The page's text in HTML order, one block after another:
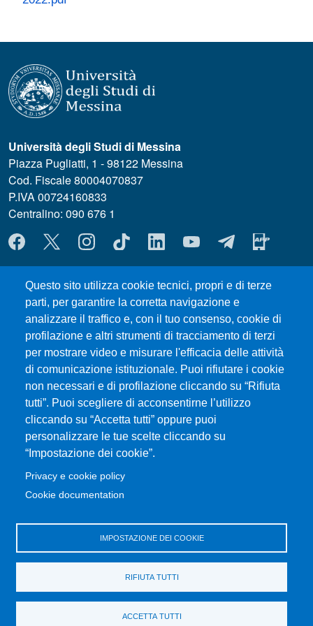
Questo sito utilizza cookie tecnici, propri e di terze
parti, per garantire la corretta navigazione e
analizzare il traffico e, con il tuo consenso, cookie di
profilazione e altri strumenti di tracciamento di terzi
per mostrare video e misurare l'efficacia delle attività
di comunicazione istituzionale. Puoi rifiutare i cookie
non necessari e di profilazione cliccando su “Rifiuta
tutti”. Puoi scegliere di acconsentirne l’utilizzo
cliccando su “Accetta tutti” oppure puoi
personalizzare le tue scelte cliccando su
“Impostazione dei cookie”.
Privacy e cookie policy
Cookie documentation
IMPOSTAZIONE DEI COOKIE
RIFIUTA TUTTI
ACCETTA TUTTI
Università degli Studi di Messina
Piazza Pugliatti, 1 - 98122 Messina
Cod. Fiscale 80004070837
P.IVA 00724160833
Centralino: 090 676 1
MENÙ SOCIAL
MENÙ FOOTER 1
Dove ci trovi
MODULISTICA ChiBioFarAm
Sedute dei Consigli
UniMeSTONE
Siti Tematici
Amministrazione Trasparente
Calendario Accademico
Mappa del sito
SitoWeb UniLav
Prenotazione Aule e Laboratori Didattici
Bandi e concorsi
Consulente di fiducia
Servizi di trasporto
Cambia idea sui cookie
Comitato Etico